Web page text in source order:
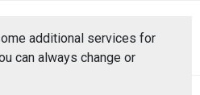
Toggle
additional services for
can always change or